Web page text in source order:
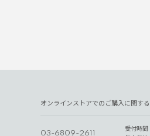
オンラインストアでのご購入に関す
03-6809-2611
受付時